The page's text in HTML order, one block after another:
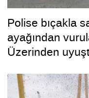
Polise bıçakla
ayağından
Üzerinden